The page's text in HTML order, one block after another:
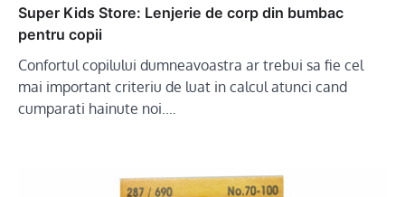
Super Kids Store: Lenjerie de corp din bumbac
pentru copii
Confortul copilului dumneavoastra ar trebui sa fie cel
mai important criteriu de luat in calcul atunci cand
cumparati hainute noi.…